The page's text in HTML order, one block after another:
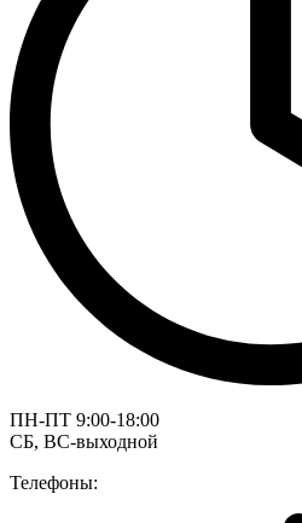
ПН-ПТ 9:00-18:00
СБ, ВС-выходной
Телефоны: